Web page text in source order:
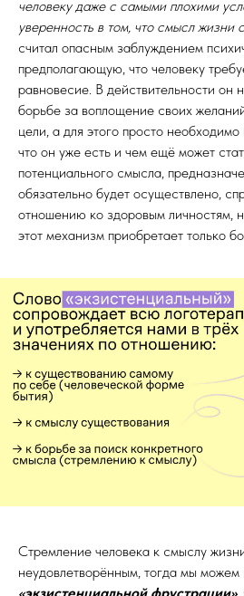
человеку даже с самыми плохими
уверенность в том, что смысл жизни
считал опасным заблуждением
предполагающую, что человеку
равновесие. В действительности он
борьбе за воплощение своих
цели, а для этого просто
что он уже есть и чем ещё может
потенциального смысла,
обязательно будет осуществлено,
отношению ко здоровым личностям,
этот механизм приобретает только
Стремление человека к смыслу
неудовлетворённым, тогда мы можем